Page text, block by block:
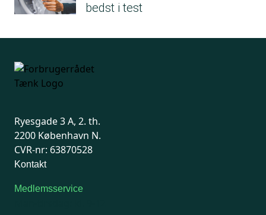
bedst i test
Ryesgade 3 A, 2. th.
2200 København N.
CVR-nr: 63870528
Kontakt
Medlemsservice